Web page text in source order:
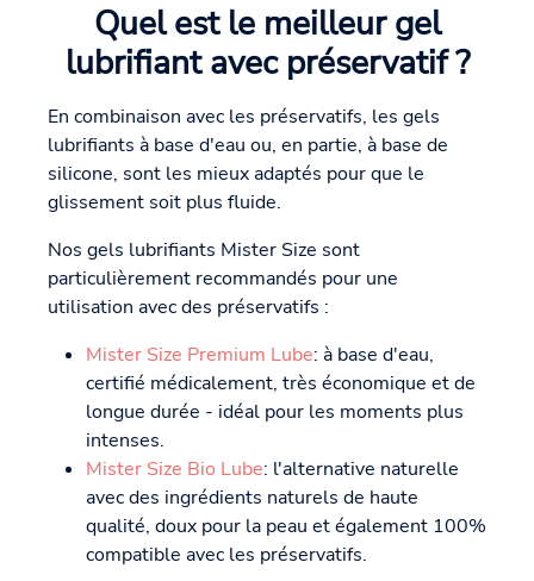
Quel est le meilleur gel
lubrifiant avec préservatif ?
En combinaison avec les préservatifs, les gels
lubrifiants à base d'eau ou, en partie, à base de
silicone, sont les mieux adaptés pour que le
glissement soit plus fluide.
Nos gels lubrifiants Mister Size sont
particulièrement recommandés pour une
utilisation avec des préservatifs :
Mister Size Premium Lube: à base d'eau,
certifié médicalement, très économique et de
longue durée - idéal pour les moments plus
intenses.
Mister Size Bio Lube: l'alternative naturelle
avec des ingrédients naturels de haute
qualité, doux pour la peau et également 100%
compatible avec les préservatifs.